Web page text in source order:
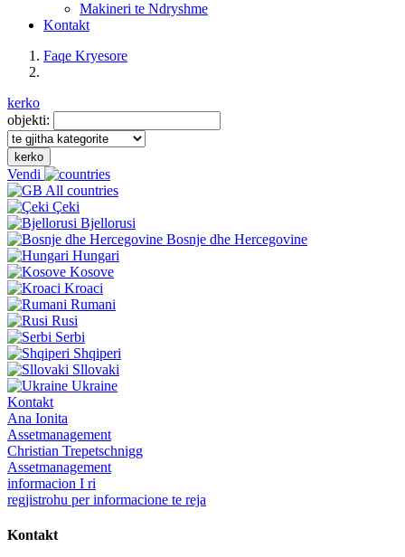
Makineri te Ndryshme
Kontakt
Faqe Kryesore
kerko
objekti:
kerko
Vendi
All countries
Çeki
Bjellorusi
Bosnje dhe Hercegovine
Hungari
Kosove
Kroaci
Rumani
Rusi
Serbi
Shqiperi
Sllovaki
Ukraine
Kontakt
Ana Ionita
Assetmanagement
Christian Trepetschnigg
Assetmanagement
informacion I ri
regjistrohu per informacione te reja
Kontakt